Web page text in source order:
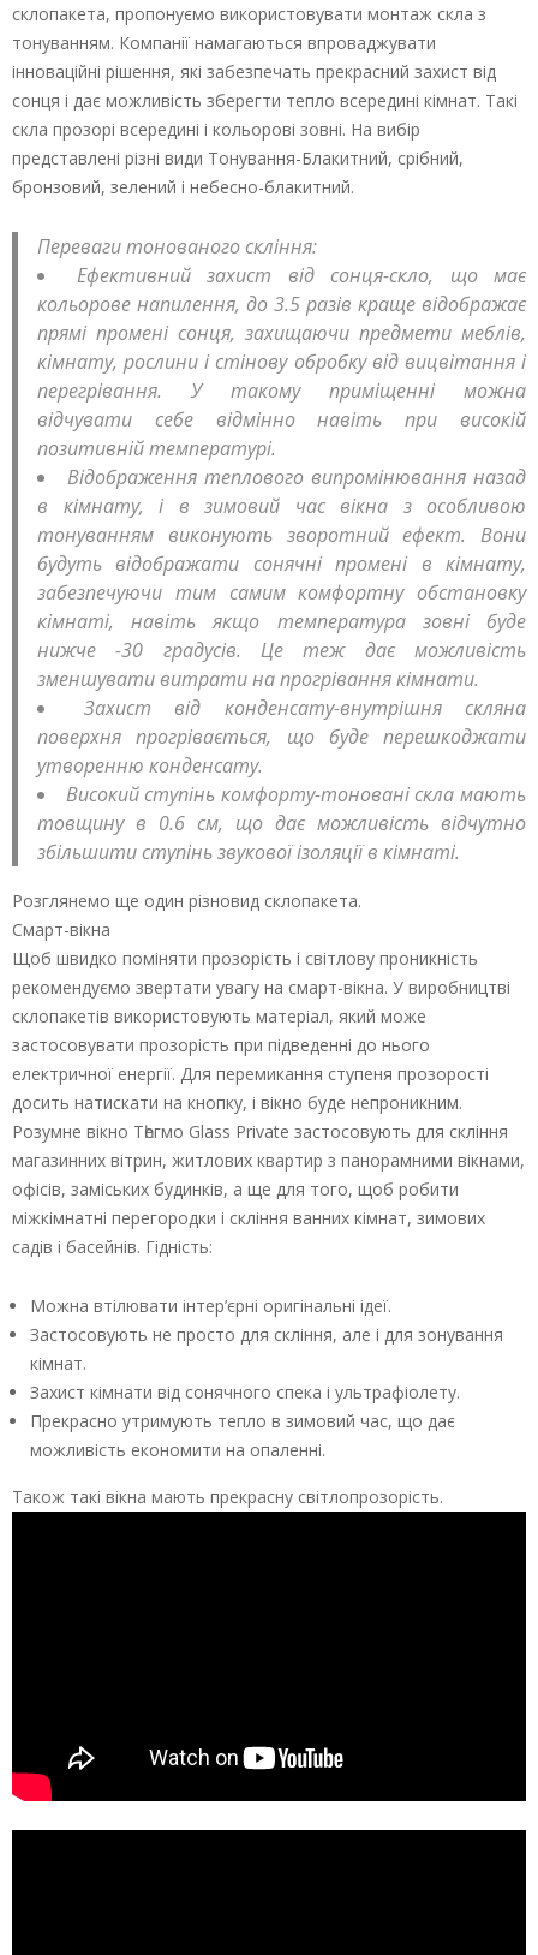
склопакета, пропонуємо використовувати монтаж скла з
тонуванням. Компанії намагаються впроваджувати
інноваційні рішення, які забезпечать прекрасний захист від
сонця і дає можливість зберегти тепло всередині кімнат. Такі
скла прозорі всередині і кольорові зовні. На вибір
представлені різні види Тонування-Блакитний, срібний,
бронзовий, зелений і небесно-блакитний.
Переваги тонованого скління:
Ефективний захист від сонця-скло, що має
кольорове напилення, до 3.5 разів краще відображає
прямі промені сонця, захищаючи предмети меблів,
кімнату, рослини і стінову обробку від вицвітання і
перегрівання. У такому приміщенні можна
відчувати себе відмінно навіть при високій
позитивній температурі.
Відображення теплового випромінювання назад
в кімнату, і в зимовий час вікна з особливою
тонуванням виконують зворотний ефект. Вони
будуть відображати сонячні промені в кімнату,
забезпечуючи тим самим комфортну обстановку
кімнаті, навіть якщо температура зовні буде
нижче -30 градусів. Це теж дає можливість
зменшувати витрати на прогрівання кімнати.
Захист від конденсату-внутрішня скляна
поверхня прогрівається, що буде перешкоджати
утворенню конденсату.
Високий ступінь комфорту-тоновані скла мають
товщину в 0.6 см, що дає можливість відчутно
збільшити ступінь звукової ізоляції в кімнаті.
Розглянемо ще один різновид склопакета.
Смарт-вікна
Щоб швидко поміняти прозорість і світлову проникність
рекомендуємо звертати увагу на смарт-вікна. У виробництві
склопакетів використовують матеріал, який може
застосовувати прозорість при підведенні до нього
електричної енергії. Для перемикання ступеня прозорості
досить натискати на кнопку, і вікно буде непроникним.
Розумне вікно Тһегмо Glаss Рrivаtе застосовують для скління
магазинних вітрин, житлових квартир з панорамними вікнами,
офісів, заміських будинків, а ще для того, щоб робити
міжкімнатні перегородки і скління ванних кімнат, зимових
садів і басейнів. Гідність:
Можна втілювати інтер’єрні оригінальні ідеї.
Застосовують не просто для скління, але і для зонування
кімнат.
Захист кімнати від сонячного спека і ультрафіолету.
Прекрасно утримують тепло в зимовий час, що дає
можливість економити на опаленні.
Також такі вікна мають прекрасну світлопрозорість.